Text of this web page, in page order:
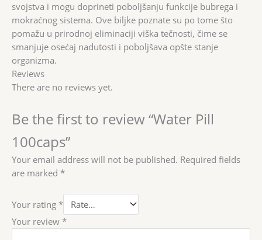
svojstva i mogu doprineti poboljšanju funkcije bubrega i
mokraćnog sistema. Ove biljke poznate su po tome što
pomažu u prirodnoj eliminaciji viška tečnosti, čime se
smanjuje osećaj nadutosti i poboljšava opšte stanje
organizma.
Reviews
There are no reviews yet.
Be the first to review “Water Pill
100caps”
Your email address will not be published. Required fields
are marked *
Your rating *
Your review *